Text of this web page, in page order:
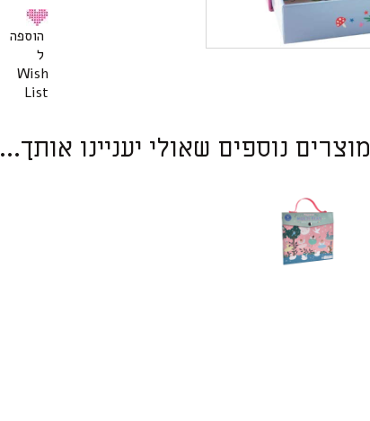
הוספה
ל
Wish
List
מוצרים נוספים שאולי יעניינו אותך...